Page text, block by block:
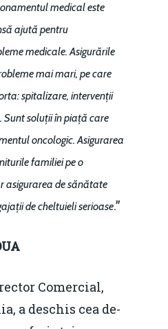
medical este
ajută pentru
medicale. Asigurările
mai mari, pe care
spitalizare, intervenții
Sunt soluții în piață care
oncologic. Asigurarea
familiei pe o
asigurarea de sănătate
de cheltuieli serioase.”
Comercial,
a deschis cea de-